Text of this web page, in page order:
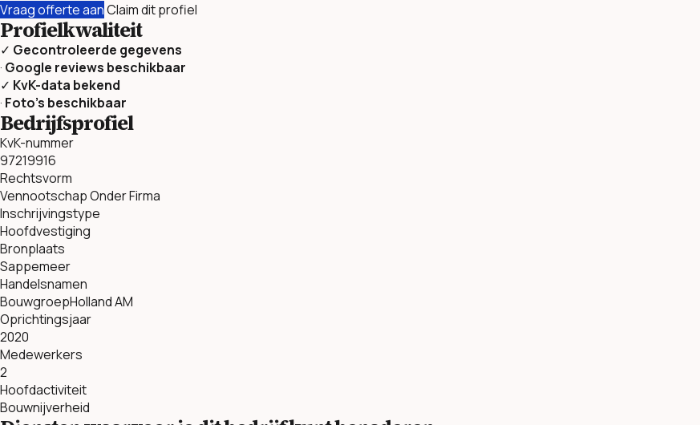
Vraag offerte aanClaim dit profiel
Profielkwaliteit
✓ Gecontroleerde gegevens
· Google reviews beschikbaar
✓ KvK-data bekend
· Foto’s beschikbaar
Bedrijfsprofiel
KvK-nummer
97219916
Rechtsvorm
Vennootschap Onder Firma
Inschrijvingstype
Hoofdvestiging
Bronplaats
Sappemeer
Handelsnamen
BouwgroepHolland AM
Oprichtingsjaar
2020
Medewerkers
2
Hoofdactiviteit
Bouwnijverheid